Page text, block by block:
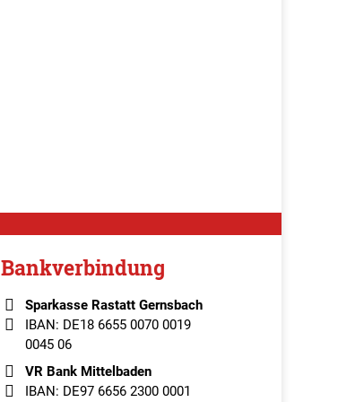
Bankverbindung
Sparkasse Rastatt Gernsbach
IBAN: DE18 6655 0070 0019
0045 06
VR Bank Mittelbaden
IBAN: DE97 6656 2300 0001